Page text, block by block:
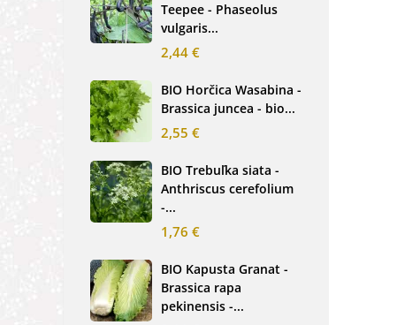
Teepee - Phaseolus
vulgaris...
2,44 €
BIO Horčica Wasabina -
Brassica juncea - bio...
2,55 €
BIO Trebuľka siata -
Anthriscus cerefolium
-...
1,76 €
BIO Kapusta Granat -
Brassica rapa
pekinensis -...